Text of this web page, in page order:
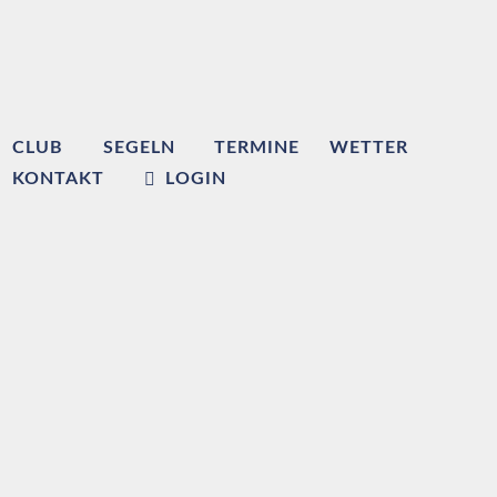
CLUB SEGELN TERMINE
WETTER
KONTAKT
LOGIN